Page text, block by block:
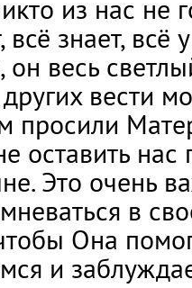
из нас не
знает, всё
он весь
вести
просили
оставить нас
Это очень
в
Она
и